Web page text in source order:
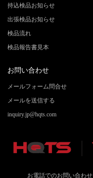
持込検品お知らせ
出張検品お知らせ
検品流れ
検品報告書見本
お問い合わせ
メールフォーム問合せ
メールを送信する
inquiry.jp@hqts.com
お電話でのお問い合わせ